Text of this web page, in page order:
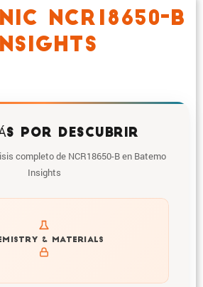
NCR18650-B
POR DESCUBRIR
completo de NCR18650-B en Batemo
Insights
& MATERIALS
materials for the NCR18650-B